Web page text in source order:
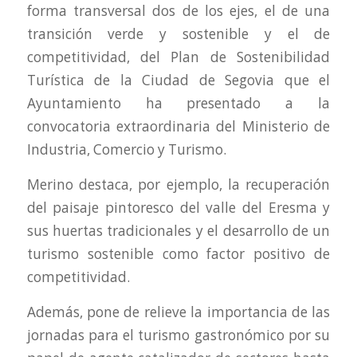
forma transversal dos de los ejes, el de una
transición verde y sostenible y el de
competitividad, del Plan de Sostenibilidad
Turística de la Ciudad de Segovia que el
Ayuntamiento ha presentado a la
convocatoria extraordinaria del Ministerio de
Industria, Comercio y Turismo.
Merino destaca, por ejemplo, la recuperación
del paisaje pintoresco del valle del Eresma y
sus huertas tradicionales y el desarrollo de un
turismo sostenible como factor positivo de
competitividad.
Además, pone de relieve la importancia de las
jornadas para el turismo gastronómico por su